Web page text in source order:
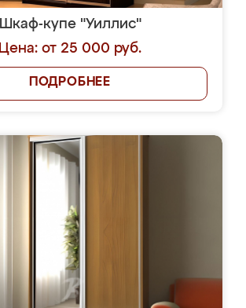
Шкаф-купе "Уиллис"
Цена: от 25 000 руб.
ПОДРОБНЕЕ